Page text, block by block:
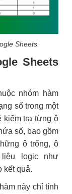
Sheets
Sheets
nhóm hàm
số trong một
kiểm tra từng ô
số, bao gồm
ô trống, ô
logic như
kết quả.
này chỉ tính